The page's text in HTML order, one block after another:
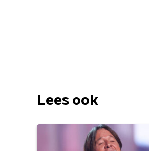
Lees ook